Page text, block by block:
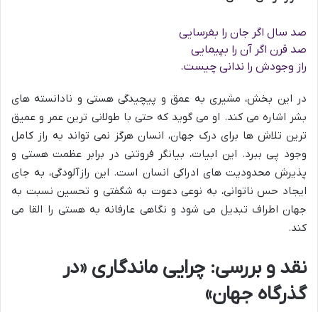
صد سال اگر جان را بفرسایی
صد قرن اگر آن را بپیمایی
راز وجودش را ندانی چیست.
در این بخش، مشیری به عمق و پیچیدگی هستی و نادانسته های
بشر اشاره می کند. او می گوید که حتی با طولانی ترین عمر و عمیق
ترین تلاش ها برای درک جهان، انسان هرگز نمی تواند به راز کامل
وجود پی ببرد. این ابیات، بیانگر فروتنی در برابر عظمت هستی و
پذیرش محدودیت های ادراکی انسان است. این رازآلودگی، به جای
ایجاد حس ناتوانی، به نوعی دعوت به شگفتی و تحسین نسبت به
جهان اطراف تبدیل می شود و نگاهی عارفانه به هستی را القا می
کند.
نقد و بررسی: چرایی ماندگاری «در
گذرگاه جهان»